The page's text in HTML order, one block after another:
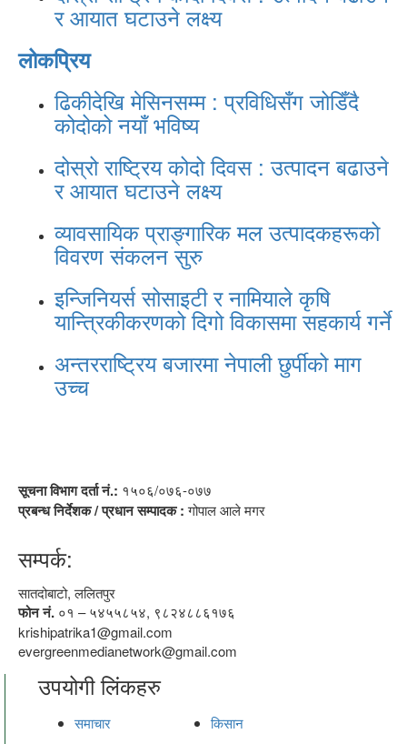
र आयात घटाउने लक्ष्य
लोकप्रिय
ढिकीदेखि मेसिनसम्म : प्रविधिसँग जोडिँदै
कोदोको नयाँ भविष्य
दोस्रो राष्ट्रिय कोदो दिवस : उत्पादन बढाउने
र आयात घटाउने लक्ष्य
व्यावसायिक प्राङ्गारिक मल उत्पादकहरूको
विवरण संकलन सुरु
इन्जिनियर्स सोसाइटी र नामियाले कृषि
यान्त्रिकीकरणको दिगो विकासमा सहकार्य गर्ने
अन्तरराष्ट्रिय बजारमा नेपाली छुर्पीको माग
उच्च
सूचना विभाग दर्ता नं.: १५०६/०७६-०७७
प्रबन्ध निर्देशक / प्रधान सम्पादक :गोपाल आले मगर
सम्पर्क:
सातदोबाटो, ललितपुर
फोन नं. ०१ – ५४५५८५४, ९८२४८८६१७६
krishipatrika1@gmail.com
evergreenmedianetwork@gmail.com
उपयोगी लिंकहरु
समाचार
किसान